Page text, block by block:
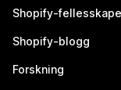
Shopify-
Shopify-blogg
Forskning